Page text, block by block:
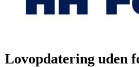
Lovopdatering uden